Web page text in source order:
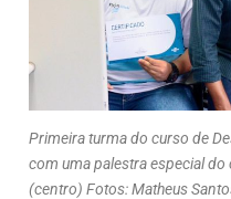
Primeira turma do curso de
com uma palestra especial
(centro) Fotos: Matheus